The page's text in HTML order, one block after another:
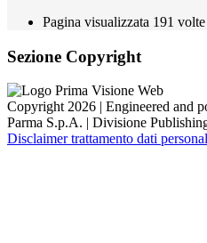
Pagina visualizzata 191 volte
Sezione Copyright
Copyright 2026 | Engineered and
Parma S.p.A. | Divisione
Disclaimer trattamento dati